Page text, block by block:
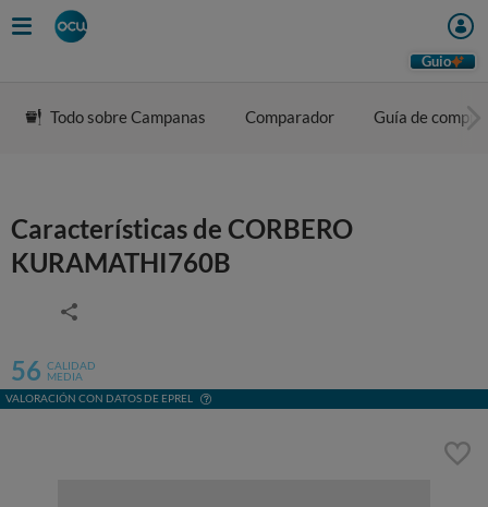
Guio
Todo sobre Campanas Comparador Guía de compra
Características de CORBERO
KURAMATHI760B
56 CALIDAD
MEDIA
VALORACIÓN CON DATOS DE EPREL